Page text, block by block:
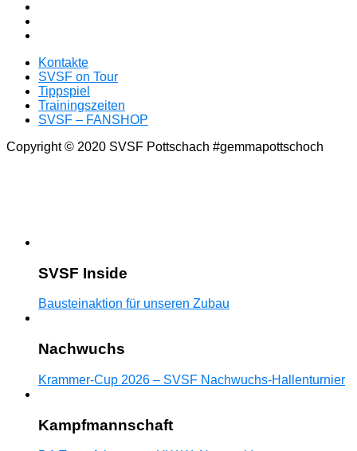
Kontakte
SVSF on Tour
Tippspiel
Trainingszeiten
SVSF – FANSHOP
Copyright © 2020 SVSF Pottschach #gemmapottschoch
SVSF Inside
Bausteinaktion für unseren Zubau
Nachwuchs
Krammer-Cup 2026 – SVSF Nachwuchs-Hallenturnier
Kampfmannschaft